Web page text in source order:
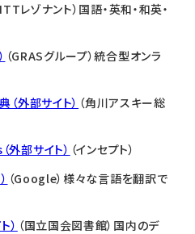
レゾナント）国語・英和・和英・
（GRASグループ）統合型オンラ
外部サイト） （角川アスキー総
部サイト） （インセプト）
（Google）様々な言語を翻訳で
） （国立国会図書館）国内のデ